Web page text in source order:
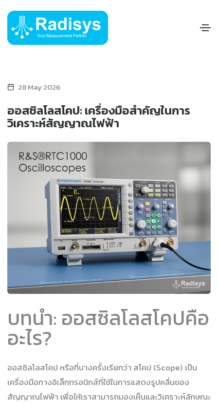
28 May 2026
ออสซิลโลสโคป: เครื่องมือสำคัญในการ
วิเคราะห์สัญญาณไฟฟ้า
บทนำ: ออสซิลโลสโคปคือ
อะไร?
ออสซิลโลสโคป หรือที่บางครั้งเรียกว่า สโคป (Scope) เป็น
เครื่องมือทางอิเล็กทรอนิกส์ที่ใช้ในการแสดงรูปคลื่นของ
สัญญาณไฟฟ้า เพื่อให้เราสามารถมองเห็นและวิเคราะห์ลักษณะ